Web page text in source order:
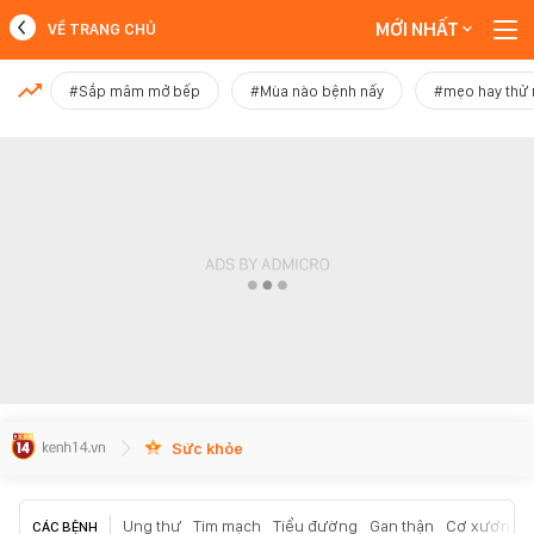
MỚI NHẤT
VỀ TRANG CHỦ MỚI NHẤT
#Sắp mâm mở bếp #Mùa nào bệnh nấy #mẹo hay thử
Sức khỏe
CÁC BỆNH Ung thư Tim mạch Tiểu đường Gan thận Cơ xương